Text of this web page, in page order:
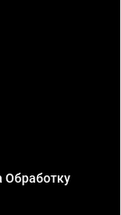
Обработку